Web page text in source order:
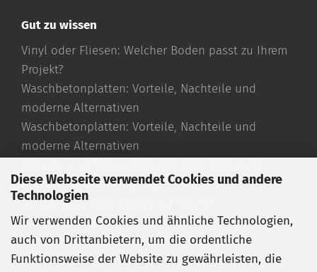
Diese Webseite verwendet Cookies und andere
Technologien
Wir verwenden Cookies und ähnliche Technologien,
auch von Drittanbietern, um die ordentliche
Funktionsweise der Website zu gewährleisten, die
Gut zu wissen
Vinyl oder Fliesen: Welcher Boden passt zu Ihrem
Projekt?
Waschbetonplatten: Vorteile, Nachteile und
moderne Alternativen
Waschbetonplatten: Vorteile, Nachteile und
moderne Alternativen
hochwertig und langlebig
Der perfekte Bodenbelag für stilvolle
Außenbereiche
Travertin Fliesen richtig verlegen
Travertin reinigen und pflegen